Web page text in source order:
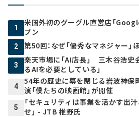
1
米国外初のグーグル直営店「
プン
2 第50回：なぜ「優秀なマネジャー
3
楽天市場に「AI店長」 三木谷浩史
るAIを必要としている」
4
54年の歴史に幕を閉じる岩波神保
演「僕たちの映画館」が開催
5
「セキュリティは事業を活かす出
せ」 - JTB 椎野氏